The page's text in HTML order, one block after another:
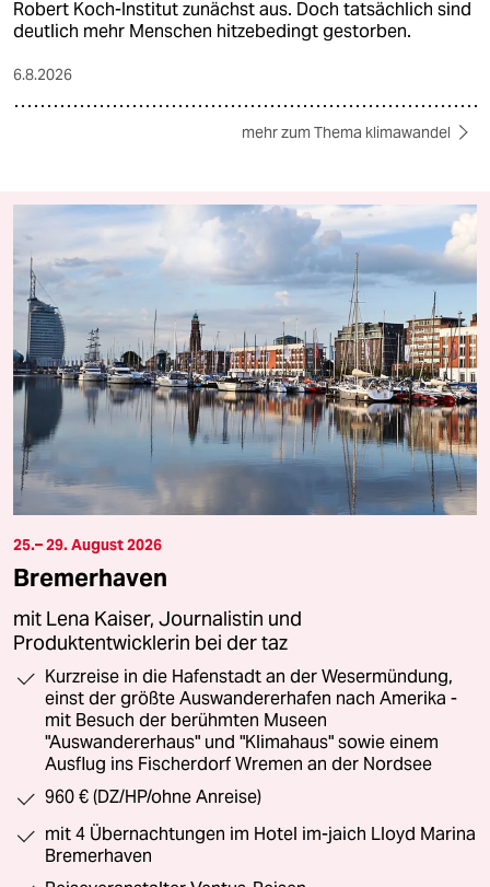
Robert Koch-Institut zunächst aus. Doch tatsächlich sind
deutlich mehr Menschen hitzebedingt gestorben.
6.8.2026
mehr zum Thema klimawandel
25.– 29. August 2026
Bremerhaven
mit Lena Kaiser, Journalistin und
Produktentwicklerin bei der taz
Kurzreise in die Hafenstadt an der Wesermündung,
einst der größte Auswandererhafen nach Amerika -
mit Besuch der berühmten Museen
"Auswandererhaus" und "Klimahaus" sowie einem
Ausflug ins Fischerdorf Wremen an der Nordsee
960 € (DZ/HP/ohne Anreise)
mit 4 Übernachtungen im Hotel im-jaich Lloyd Marina
Bremerhaven